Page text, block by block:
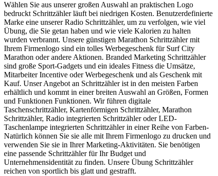
Wählen Sie aus unserer großen Auswahl an praktischen Logo
bedruckt Schrittzähler läuft bei niedrigen Kosten. Benutzerdefinierte
Marke eine unserer Radio Schrittzähler, um zu verfolgen, wie viel
Übung, die Sie getan haben und wie viele Kalorien zu halten
wurden verbrannt. Unsere günstigen Marathon Schrittzähler mit
Ihrem Firmenlogo sind ein tolles Werbegeschenk für Surf City
Marathon oder andere Aktionen. Branded Marketing Schrittzähler
sind große Sport-Gadgets und ein ideales Fitness die Umsätze,
Mitarbeiter Incentive oder Werbegeschenk und als Geschenk mit
Kauf. Unser Angebot an Schrittzähler ist in den meisten Farben
erhältlich und kommt in einer breiten Auswahl an Größen, Formen
und Funktionen Funktionen. Wir führen digitale
Taschenschrittzähler, Kartenförmigen Schrittzähler, Marathon
Schrittzähler, Radio integrierten Schrittzähler oder LED-
Taschenlampe integrierten Schrittzähler in einer Reihe von Farben-
Natürlich können Sie sie alle mit Ihrem Firmenlogo zu drucken und
verwenden Sie sie in Ihrer Marketing-Aktivitäten. Sie benötigen
eine passende Schrittzähler für Ihr Budget und
Unternehmensidentität zu finden. Unsere Übung Schrittzähler
reichen von sportlich bis glatt und gestrafft.